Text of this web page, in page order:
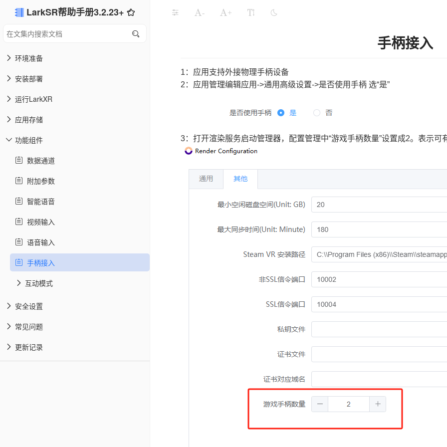
LarkSR帮助手册3.2.23+
环境准备
安装部署
运行LarkXR
应用存储
功能组件
数据通道
附加参数
智能语音
视频输入
语音输入
手柄接入
互动模式
安全设置
常见问题
更新记录
- +
手柄接入
1：应用支持外接物理手柄设备
2：应用管理编辑应用->通用高级设置->是否使用手柄 选“是”
3：打开渲染服务启动管理器，配置管理中“游戏手柄数量”设置成2。表示可